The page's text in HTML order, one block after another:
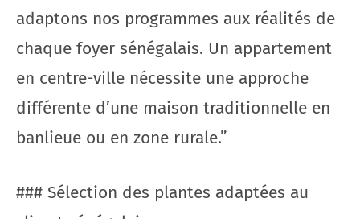
adaptons nos programmes aux réalités de
chaque foyer sénégalais. Un appartement
en centre-ville nécessite une approche
différente d’une maison traditionnelle en
banlieue ou en zone rurale.”
### Sélection des plantes adaptées au